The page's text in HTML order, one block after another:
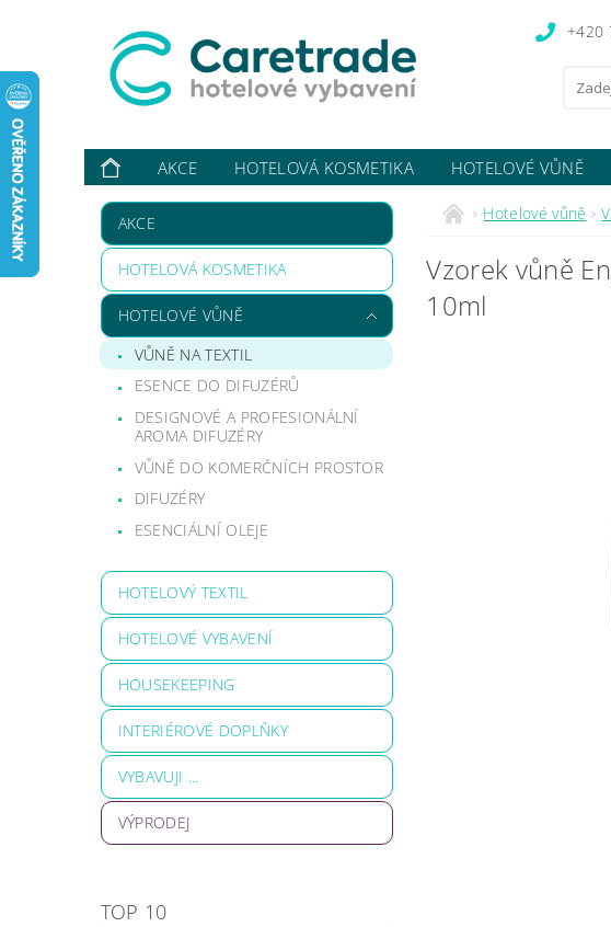
+420
AKCE HOTELOVÁ KOSMETIKA HOTELOVÉ VŮNĚ
VYBAVUJI ...
KONTAKTY O NÁS HODNOCENÍ
AKCE
HOTELOVÁ KOSMETIKA
HOTELOVÉ VŮNĚ
VŮNĚ NA TEXTIL
ESENCE DO DIFUZÉRŮ
DESIGNOVÉ A PROFESIONÁLNÍ
AROMA DIFUZÉRY
VŮNĚ DO KOMERČNÍCH PROSTOR
DIFUZÉRY
ESENCIÁLNÍ OLEJE
HOTELOVÝ TEXTIL
HOTELOVÉ VYBAVENÍ
HOUSEKEEPING
INTERIÉROVÉ DOPLŇKY
VYBAVUJI ...
VÝPRODEJ
TOP 10
Hotelové vůně
Vzorek vůně
10ml